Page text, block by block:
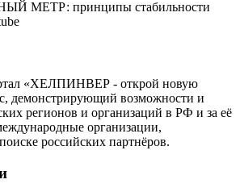
МЕТР: принципы стабильности
«ХЕЛПИНВЕР - открой новую
демонстрирующий возможности и
регионов и организаций в РФ и за её
организации,
российских партнёров.